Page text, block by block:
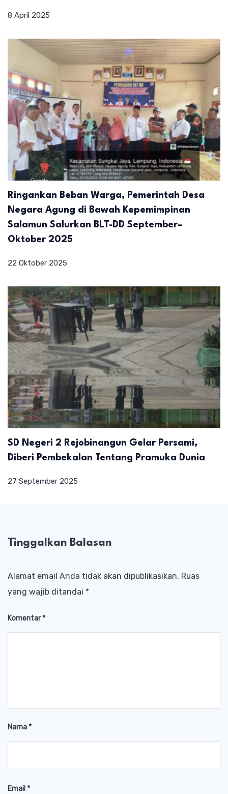
8 April 2025
Ringankan Beban Warga, Pemerintah Desa
Negara Agung di Bawah Kepemimpinan
Salamun Salurkan BLT-DD September–
Oktober 2025
22 Oktober 2025
SD Negeri 2 Rejobinangun Gelar Persami,
Diberi Pembekalan Tentang Pramuka Dunia
27 September 2025
Tinggalkan Balasan
Alamat email Anda tidak akan dipublikasikan. Ruas
yang wajib ditandai *
Komentar*
Nama*
Email *